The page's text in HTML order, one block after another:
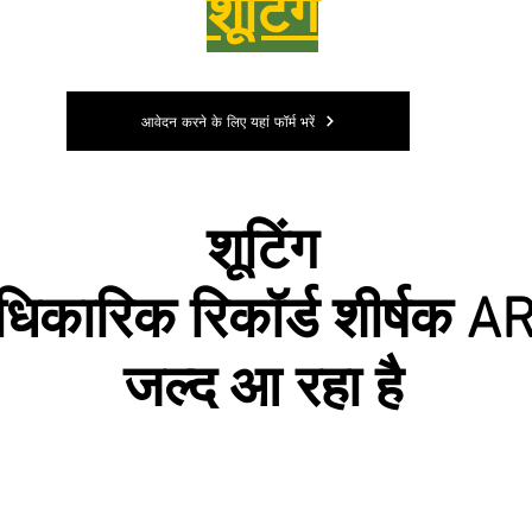
शूटिंग
आवेदन करने के लिए यहां फॉर्म भरें
शूटिंग
रिकॉर्ड शीर्षक
जल्द आ रहा है